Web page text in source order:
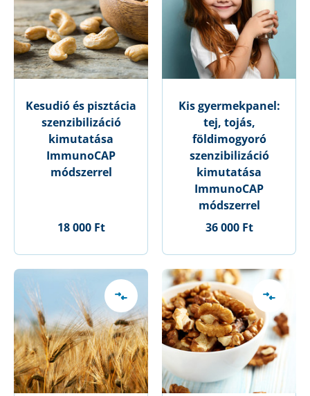
Kesudió és pisztácia
szenzibilizáció
kimutatása
ImmunoCAP
módszerrel
18 000 Ft
Kis gyermekpanel:
tej, tojás,
földimogyoró
szenzibilizáció
kimutatása
ImmunoCAP
módszerrel
36 000 Ft